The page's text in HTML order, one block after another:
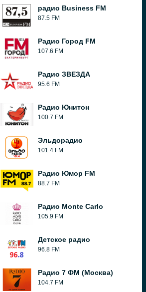
радио Business FM
87.5 FM
Радио Город FM
107.6 FM
Радио ЗВЕЗДА
95.6 FM
Радио Юнитон
100.7 FM
Эльдорадио
101.4 FM
Радио Юмор FM
88.7 FM
Радио Monte Carlo
105.9 FM
Детское радио
96.8 FM
Радио 7 ФМ (Москва)
104.7 FM